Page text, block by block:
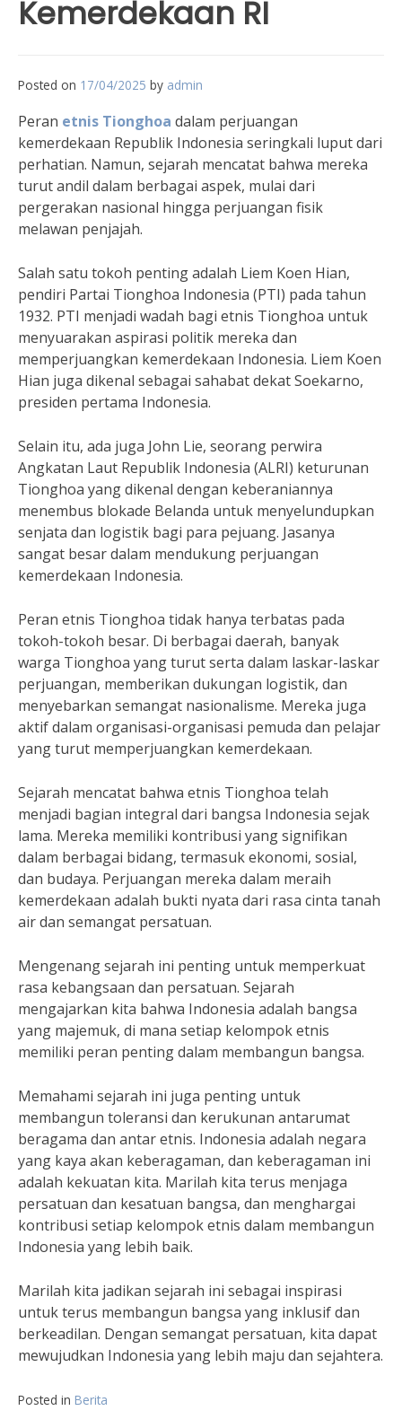
Kemerdekaan RI
Posted on 17/04/2025 by admin
Peran etnis Tionghoa dalam perjuangan
kemerdekaan Republik Indonesia seringkali luput dari
perhatian. Namun, sejarah mencatat bahwa mereka
turut andil dalam berbagai aspek, mulai dari
pergerakan nasional hingga perjuangan fisik
melawan penjajah.
Salah satu tokoh penting adalah Liem Koen Hian,
pendiri Partai Tionghoa Indonesia (PTI) pada tahun
1932. PTI menjadi wadah bagi etnis Tionghoa untuk
menyuarakan aspirasi politik mereka dan
memperjuangkan kemerdekaan Indonesia. Liem Koen
Hian juga dikenal sebagai sahabat dekat Soekarno,
presiden pertama Indonesia.
Selain itu, ada juga John Lie, seorang perwira
Angkatan Laut Republik Indonesia (ALRI) keturunan
Tionghoa yang dikenal dengan keberaniannya
menembus blokade Belanda untuk menyelundupkan
senjata dan logistik bagi para pejuang. Jasanya
sangat besar dalam mendukung perjuangan
kemerdekaan Indonesia.
Peran etnis Tionghoa tidak hanya terbatas pada
tokoh-tokoh besar. Di berbagai daerah, banyak
warga Tionghoa yang turut serta dalam laskar-laskar
perjuangan, memberikan dukungan logistik, dan
menyebarkan semangat nasionalisme. Mereka juga
aktif dalam organisasi-organisasi pemuda dan pelajar
yang turut memperjuangkan kemerdekaan.
Sejarah mencatat bahwa etnis Tionghoa telah
menjadi bagian integral dari bangsa Indonesia sejak
lama. Mereka memiliki kontribusi yang signifikan
dalam berbagai bidang, termasuk ekonomi, sosial,
dan budaya. Perjuangan mereka dalam meraih
kemerdekaan adalah bukti nyata dari rasa cinta tanah
air dan semangat persatuan.
Mengenang sejarah ini penting untuk memperkuat
rasa kebangsaan dan persatuan. Sejarah
mengajarkan kita bahwa Indonesia adalah bangsa
yang majemuk, di mana setiap kelompok etnis
memiliki peran penting dalam membangun bangsa.
Memahami sejarah ini juga penting untuk
membangun toleransi dan kerukunan antarumat
beragama dan antar etnis. Indonesia adalah negara
yang kaya akan keberagaman, dan keberagaman ini
adalah kekuatan kita. Marilah kita terus menjaga
persatuan dan kesatuan bangsa, dan menghargai
kontribusi setiap kelompok etnis dalam membangun
Indonesia yang lebih baik.
Marilah kita jadikan sejarah ini sebagai inspirasi
untuk terus membangun bangsa yang inklusif dan
berkeadilan. Dengan semangat persatuan, kita dapat
mewujudkan Indonesia yang lebih maju dan sejahtera.
Posted in Berita